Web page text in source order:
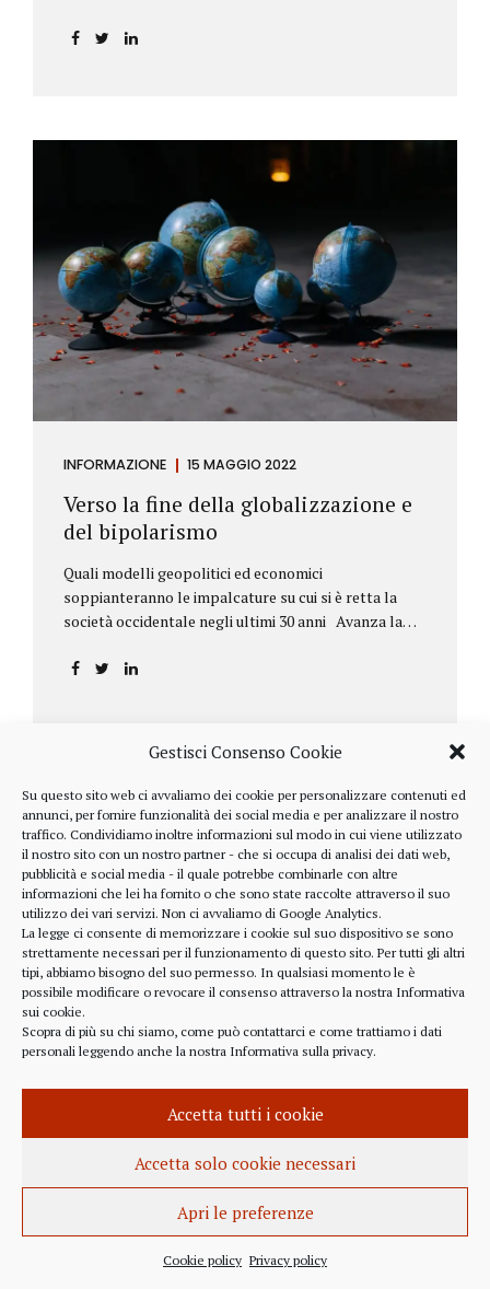
Gestisci Consenso Cookie
Su questo sito web ci avvaliamo dei cookie per personalizzare contenuti ed
annunci, per fornire funzionalità dei social media e per analizzare il nostro
traffico. Condividiamo inoltre informazioni sul modo in cui viene utilizzato
il nostro sito con un nostro partner - che si occupa di analisi dei dati web,
pubblicità e social media - il quale potrebbe combinarle con altre
informazioni che lei ha fornito o che sono state raccolte attraverso il suo
utilizzo dei vari servizi. Non ci avvaliamo di Google Analytics.
La legge ci consente di memorizzare i cookie sul suo dispositivo se sono
strettamente necessari per il funzionamento di questo sito. Per tutti gli altri
tipi, abbiamo bisogno del suo permesso. In qualsiasi momento le è
possibile modificare o revocare il consenso attraverso la nostra Informativa
sui cookie.
Scopra di più su chi siamo, come può contattarci e come trattiamo i dati
personali leggendo anche la nostra Informativa sulla privacy.
Accetta tutti i cookie
Accetta solo cookie necessari
Apri le preferenze
Cookie policy Privacy policy
periodo grigio della pandemia da Covid, possiamo
bancario e postale, direttore generale
dell’Accademia di educazione finanziaria presieduta
da Beppe Ghisolfi. Avvocato Rizzo, si sono
registrati cambiamenti sulla percezione della
sicurezza dei propri risparmi? Parto da una
considerazione scientifica. John Ioannidis, noto
professore di medicina, di epidemiologia e...
INFORMAZIONE 15 MAGGIO 2022
Verso la fine della globalizzazione e
del bipolarismo
Quali modelli geopolitici ed economici
soppianteranno le impalcature su cui si è retta la
società occidentale negli ultimi 30 anni Avanza la
aprile ha fatto parecchio discutere il discorso che
una lettera annuale che Fink ha inviato agli
investitori, nella quale fa il punto sulla situazione
geopolitica ed economica globale, accompagnata da
alcune considerazioni sui profitti generati dalle
scelte finanziarie operate dal fondo BlackRock.
Occorre leggere molto attentamente il testo della
lettera
(https://www.blackrock.com/corporate/investor-
relations/larry-fink-chairmans-letter). Fink afferma
chiaramente che...
INFORMAZIONE 27 APRILE 2022
Istanza per l’abrogazione
dell’obbligo vaccinale al Governo
Italiano e alla Commissione Europea
Europea per l’abrogazione della normativa